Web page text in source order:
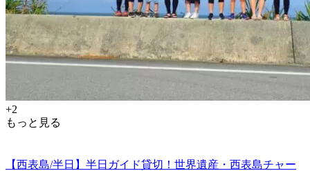
+2
もっと見る
【西表島/半日】半日ガイド貸切！世界遺産・西表島チャー